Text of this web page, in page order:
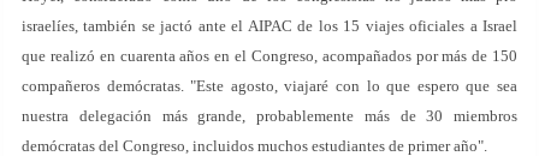
israelíes, también se jactó ante el AIPAC de los 15 viajes oficiales a Israel
que realizó en cuarenta años en el Congreso, acompañados por más de 150
compañeros demócratas. "Este agosto, viajaré con lo que espero que sea
nuestra delegación más grande, probablemente más de 30 miembros
demócratas del Congreso, incluidos muchos estudiantes de primer año".